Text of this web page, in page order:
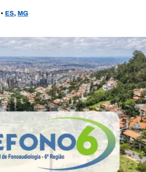
• ES, MG